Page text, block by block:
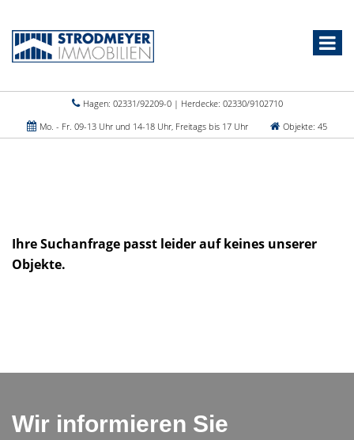
Hagen: 02331/92209-0 | Herdecke: 02330/9102710
Mo. - Fr. 09-13 Uhr und 14-18 Uhr, Freitags bis 17 Uhr
Objekte: 45
Ihre Suchanfrage passt leider auf keines unserer
Objekte.
Wir informieren Sie